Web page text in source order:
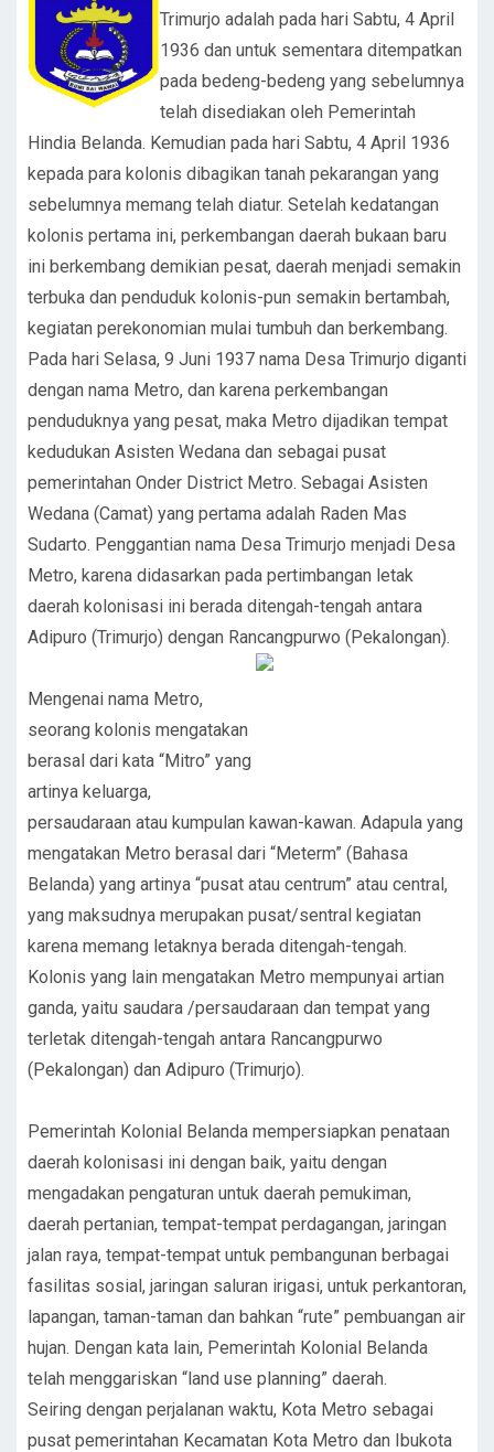
Trimurjo adalah pada hari Sabtu, 4 April
1936 dan untuk sementara ditempatkan
pada bedeng-bedeng yang sebelumnya
telah disediakan oleh Pemerintah
Hindia Belanda. Kemudian pada hari Sabtu, 4 April 1936
kepada para kolonis dibagikan tanah pekarangan yang
sebelumnya memang telah diatur. Setelah kedatangan
kolonis pertama ini, perkembangan daerah bukaan baru
ini berkembang demikian pesat, daerah menjadi semakin
terbuka dan penduduk kolonis-pun semakin bertambah,
kegiatan perekonomian mulai tumbuh dan berkembang.
Pada hari Selasa, 9 Juni 1937 nama Desa Trimurjo diganti
dengan nama Metro, dan karena perkembangan
penduduknya yang pesat, maka Metro dijadikan tempat
kedudukan Asisten Wedana dan sebagai pusat
pemerintahan Onder District Metro. Sebagai Asisten
Wedana (Camat) yang pertama adalah Raden Mas
Sudarto. Penggantian nama Desa Trimurjo menjadi Desa
Metro, karena didasarkan pada pertimbangan letak
daerah kolonisasi ini berada ditengah-tengah antara
Adipuro (Trimurjo) dengan Rancangpurwo (Pekalongan).
Mengenai nama Metro,
seorang kolonis mengatakan
berasal dari kata “Mitro” yang
artinya keluarga,
persaudaraan atau kumpulan kawan-kawan. Adapula yang
mengatakan Metro berasal dari “Meterm” (Bahasa
Belanda) yang artinya “pusat atau centrum” atau central,
yang maksudnya merupakan pusat/sentral kegiatan
karena memang letaknya berada ditengah-tengah.
Kolonis yang lain mengatakan Metro mempunyai artian
ganda, yaitu saudara /persaudaraan dan tempat yang
terletak ditengah-tengah antara Rancangpurwo
(Pekalongan) dan Adipuro (Trimurjo).
Pemerintah Kolonial Belanda mempersiapkan penataan
daerah kolonisasi ini dengan baik, yaitu dengan
mengadakan pengaturan untuk daerah pemukiman,
daerah pertanian, tempat-tempat perdagangan, jaringan
jalan raya, tempat-tempat untuk pembangunan berbagai
fasilitas sosial, jaringan saluran irigasi, untuk perkantoran,
lapangan, taman-taman dan bahkan “rute” pembuangan air
hujan. Dengan kata lain, Pemerintah Kolonial Belanda
telah menggariskan “land use planning” daerah.
Seiring dengan perjalanan waktu, Kota Metro sebagai
pusat pemerintahan Kecamatan Kota Metro dan Ibukota